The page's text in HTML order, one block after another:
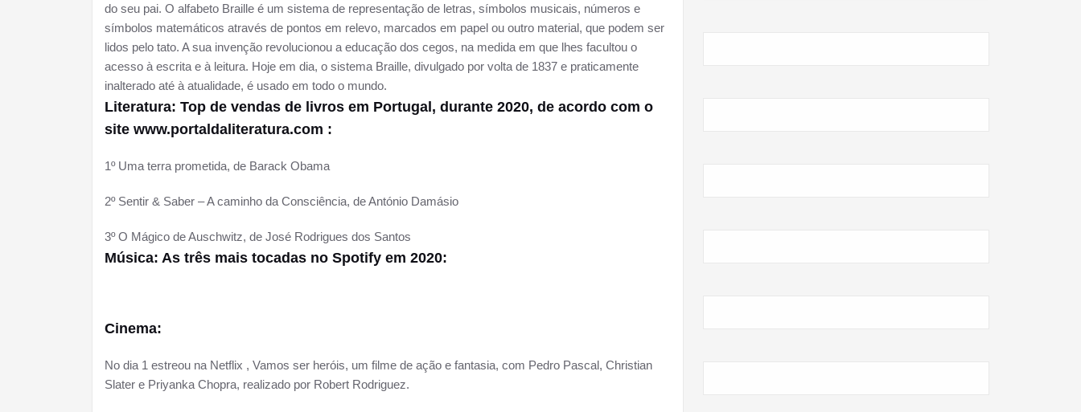
do seu pai. O alfabeto Braille é um sistema de representação de letras, símbolos musicais, números e
símbolos matemáticos através de pontos em relevo, marcados em papel ou outro material, que podem ser
lidos pelo tato. A sua invenção revolucionou a educação dos cegos, na medida em que lhes facultou o
acesso à escrita e à leitura. Hoje em dia, o sistema Braille, divulgado por volta de 1837 e praticamente
inalterado até à atualidade, é usado em todo o mundo.
Literatura: Top de vendas de livros em Portugal, durante 2020, de acordo com o
site www.portaldaliteratura.com :
1º Uma terra prometida, de Barack Obama
2º Sentir & Saber – A caminho da Consciência, de António Damásio
3º O Mágico de Auschwitz, de José Rodrigues dos Santos
Música: As três mais tocadas no Spotify em 2020:
Cinema:
No dia 1 estreou na Netflix , Vamos ser heróis, um filme de ação e fantasia, com Pedro Pascal, Christian
Slater e Priyanka Chopra, realizado por Robert Rodriguez.